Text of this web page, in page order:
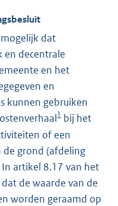
dat
en decentrale
en het
en
kunnen gebruiken
1 bij het
of een
de grond (afdeling
artikel 8.17 van het
de waarde van de
worden geraamd op